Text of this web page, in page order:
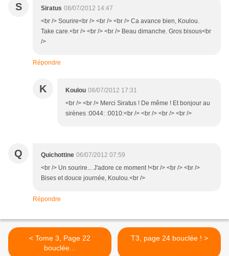
S Siratus 08/07/2012 14:47
<br /> Sourire<br /> <br /> <br /> Ca avance bien, Koulou.
Take care.<br /> <br /> <br /> Beau dimanche. Gros bisous<br
/>
Répondre
K Koulou 08/07/2012 17:31
<br /> <br /> Merci Siratus ! De même ! Et bonjour au
sirènes :0044: :0010:<br /> <br /> <br /> <br />
Q Quichottine 06/07/2012 07:59
<br /> Un sourire... J'adore ce moment !<br /> <br /> <br />
Bises et douce journée, Koulou.<br />
Répondre
< Tome 3, Page 22
bouclée...
T3, page 24 bouclée ! >